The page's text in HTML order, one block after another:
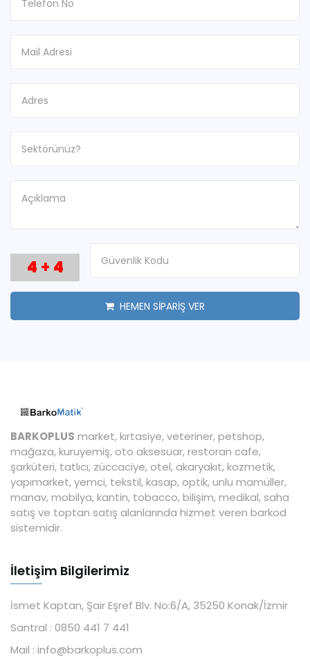
4 + 4
HEMEN SİPARİŞ VER
BARKOPLUS market, kırtasiye, veteriner, petshop,
mağaza, kuruyemiş, oto aksesuar, restoran cafe,
şarküteri, tatlıcı, züccaciye, otel, akaryakıt, kozmetik,
yapımarket, yemci, tekstil, kasap, optik, unlu mamüller,
manav, mobilya, kantin, tobacco, bilişim, medikal, saha
satış ve toptan satış alanlarında hizmet veren barkod
sistemidir.
İletişim Bilgilerimiz
İsmet Kaptan, Şair Eşref Blv. No:6/A, 35250 Konak/İzmir
Santral : 0850 441 7 441
Mail : info@barkoplus.com